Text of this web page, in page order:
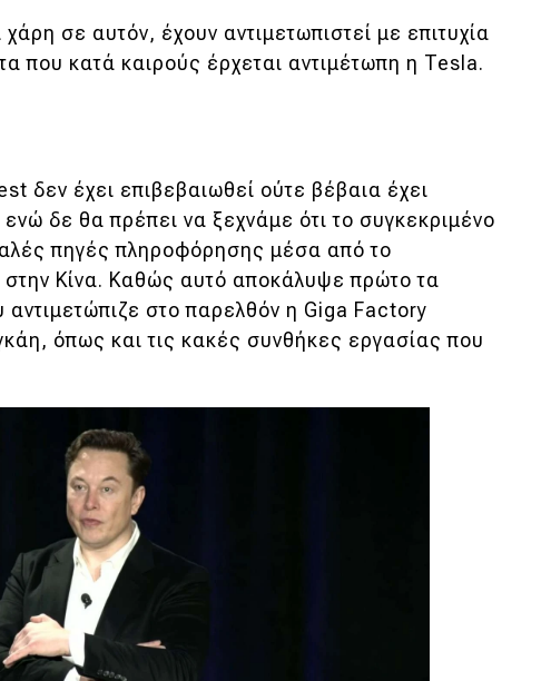
σε αυτόν, έχουν αντιμετωπιστεί με επιτυχία
που κατά καιρούς έρχεται αντιμέτωπη η Tesla.
δεν έχει επιβεβαιωθεί ούτε βέβαια έχει
δε θα πρέπει να ξεχνάμε ότι το συγκεκριμένο
πηγές πληροφόρησης μέσα από το
στην Κίνα. Καθώς αυτό αποκάλυψε πρώτο τα
στο παρελθόν η Giga Factory
όπως και τις κακές συνθήκες εργασίας που